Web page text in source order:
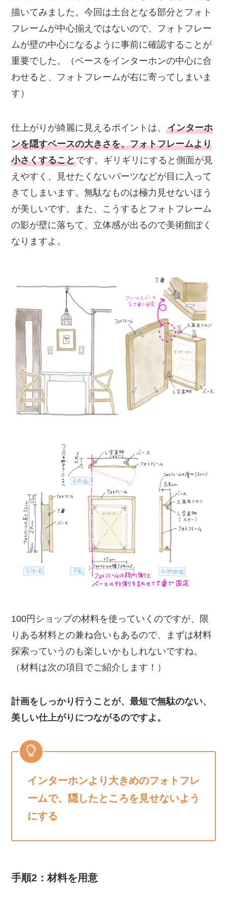
描いてみました。今回は土台となる部分とフォト
フレームが中心揃えではないので、フォトフレー
ムが壁の中心になるように事前に確認することが
重要でした。（ベースをインターホンの中心に合
わせると、フォトフレームが右に寄ってしまいま
す）
仕上がりが綺麗に見えるポイントは、インターホ
ンを隠すベースの大きさを、フォトフレームより
小さくすることです。ギリギリにすると側面が見
えやすく、見せたくないパーツなどが目に入って
きてしまいます。無駄なものは極力見せないほう
が美しいです。また、こうするとフォトフレーム
の影が壁に落ちて、立体感が出るので美術館ぽく
なりますよ。
100円ショップの材料を使っていくのですが、限
りある材料との兼ね合いもあるので、まずは材料
探索っていうのも楽しいかもしれないですね。
（材料は次の項目でご紹介します！）
計画をしっかり行うことが、最短で無駄のない、
美しい仕上がりにつながるのですよ。
インターホンより大きめのフォトフレ
ームで、隠したところを見せないよう
にする
手順2：材料を用意